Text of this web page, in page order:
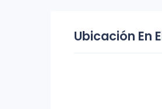
Ubicación En